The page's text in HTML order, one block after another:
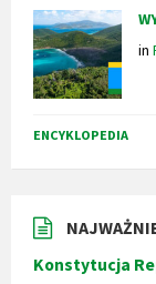
in
ENCYKLOPEDIA
Konstytucja